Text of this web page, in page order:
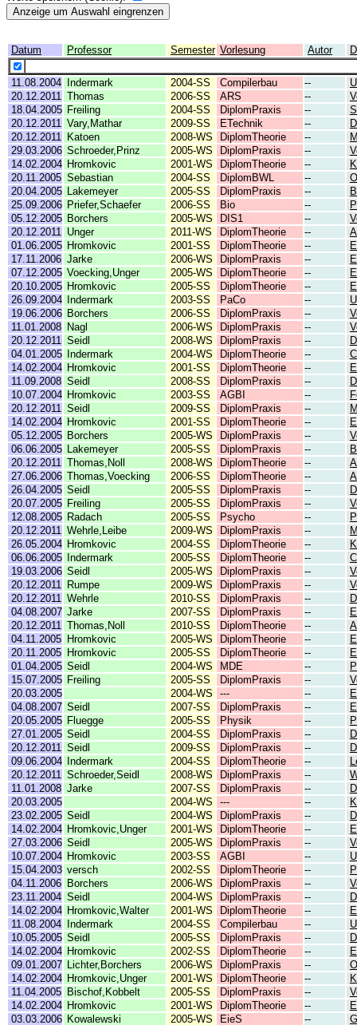
Datum Professor Semester Vorlesung Autor
11.08.2004 Indermark 2004-SS Compilerbau --
20.12.2011
Thomas 2006-SS ARS --
18.04.2005 Freiling 2004-SS DiplomPraxis --
20.12.2011
Vary,Mathar 2009-SS ETechnik --
20.12.2011
Katoen 2008-WS DiplomTheorie --
29.03.2006 Schroeder,Prinz 2005-WS DiplomPraxis --
14.02.2004 Hromkovic 2001-WS DiplomTheorie --
20.11.2005 Sebastian 2004-SS DiplomBWL --
20.04.2005
Lakemeyer 2005-SS DiplomPraxis --
25.09.2006 Priefer,Schaefer 2006-SS Bio --
05.12.2005 Borchers 2005-WS DIS1 --
20.12.2011
Unger 2011-WS DiplomTheorie --
01.06.2005 Hromkovic 2001-SS DiplomTheorie --
17.11.2006 Jarke 2006-WS DiplomPraxis --
07.12.2005 Voecking,Unger 2005-WS DiplomTheorie --
20.10.2005 Hromkovic 2005-SS DiplomTheorie --
26.09.2004
Indermark 2003-SS PaCo --
19.06.2006 Borchers 2006-SS DiplomPraxis --
11.01.2008 Nagl 2006-WS DiplomPraxis --
20.12.2011
Seidl 2008-WS DiplomPraxis --
04.01.2005
Indermark 2004-WS DiplomTheorie --
14.02.2004 Hromkovic 2001-SS DiplomTheorie --
11.09.2008 Seidl 2008-SS DiplomPraxis --
10.07.2004 Hromkovic 2003-SS AGBI --
20.12.2011
Seidl 2009-SS DiplomPraxis --
14.02.2004 Hromkovic 2001-SS DiplomTheorie --
05.12.2005 Borchers 2005-WS DiplomPraxis --
06.06.2005
Lakemeyer 2005-SS DiplomPraxis --
20.12.2011
Thomas,Noll 2008-WS DiplomTheorie --
27.06.2006 Thomas,Voecking 2006-SS DiplomTheorie --
26.04.2005 Seidl 2005-SS DiplomPraxis --
20.07.2005 Freiling 2005-SS DiplomPraxis --
12.08.2005 Radach 2005-SS Psycho --
20.12.2011
Wehrle,Leibe 2009-WS DiplomPraxis --
26.05.2004 Hromkovic 2004-SS DiplomTheorie --
06.06.2005
Indermark 2005-SS DiplomTheorie --
19.03.2006 Seidl 2005-WS DiplomPraxis --
20.12.2011
Rumpe 2009-WS DiplomPraxis --
20.12.2011
Wehrle 2010-SS DiplomPraxis --
04.08.2007 Jarke 2007-SS DiplomPraxis --
20.12.2011
Thomas,Noll 2010-SS DiplomTheorie --
04.11.2005 Hromkovic 2005-WS DiplomTheorie --
20.11.2005 Hromkovic 2005-SS DiplomTheorie --
01.04.2005 Seidl 2004-WS MDE --
15.07.2005 Freiling 2005-SS DiplomPraxis --
20.03.2005
2004-WS --- --
04.08.2007 Seidl 2007-SS DiplomPraxis --
20.05.2005 Fluegge 2005-SS Physik --
27.01.2005 Seidl 2004-SS DiplomPraxis --
20.12.2011
Seidl 2009-SS DiplomPraxis --
09.06.2004
Indermark 2004-SS DiplomTheorie --
20.12.2011
Schroeder,Seidl 2008-WS DiplomPraxis --
11.01.2008 Jarke 2007-SS DiplomPraxis --
20.03.2005
2004-WS --- --
23.02.2005 Seidl 2004-WS DiplomPraxis --
14.02.2004 Hromkovic,Unger 2001-WS DiplomTheorie --
27.03.2006 Seidl 2005-WS DiplomPraxis --
10.07.2004 Hromkovic 2003-SS AGBI --
15.04.2003 versch 2002-SS DiplomTheorie --
04.11.2006 Borchers 2006-WS DiplomPraxis --
23.11.2004 Seidl 2004-WS DiplomPraxis --
14.02.2004 Hromkovic,Walter 2001-WS DiplomTheorie --
11.08.2004
Indermark 2004-SS Compilerbau --
10.05.2005 Seidl 2005-SS DiplomPraxis --
14.02.2004 Hromkovic 2002-SS DiplomTheorie --
09.01.2007
Lichter,Borchers 2006-WS DiplomPraxis --
14.02.2004 Hromkovic,Unger 2001-WS DiplomTheorie --
11.04.2005 Bischof,Kobbelt 2005-SS DiplomPraxis --
14.02.2004 Hromkovic 2001-WS DiplomTheorie --
03.03.2006 Kowalewski 2005-WS EieS --